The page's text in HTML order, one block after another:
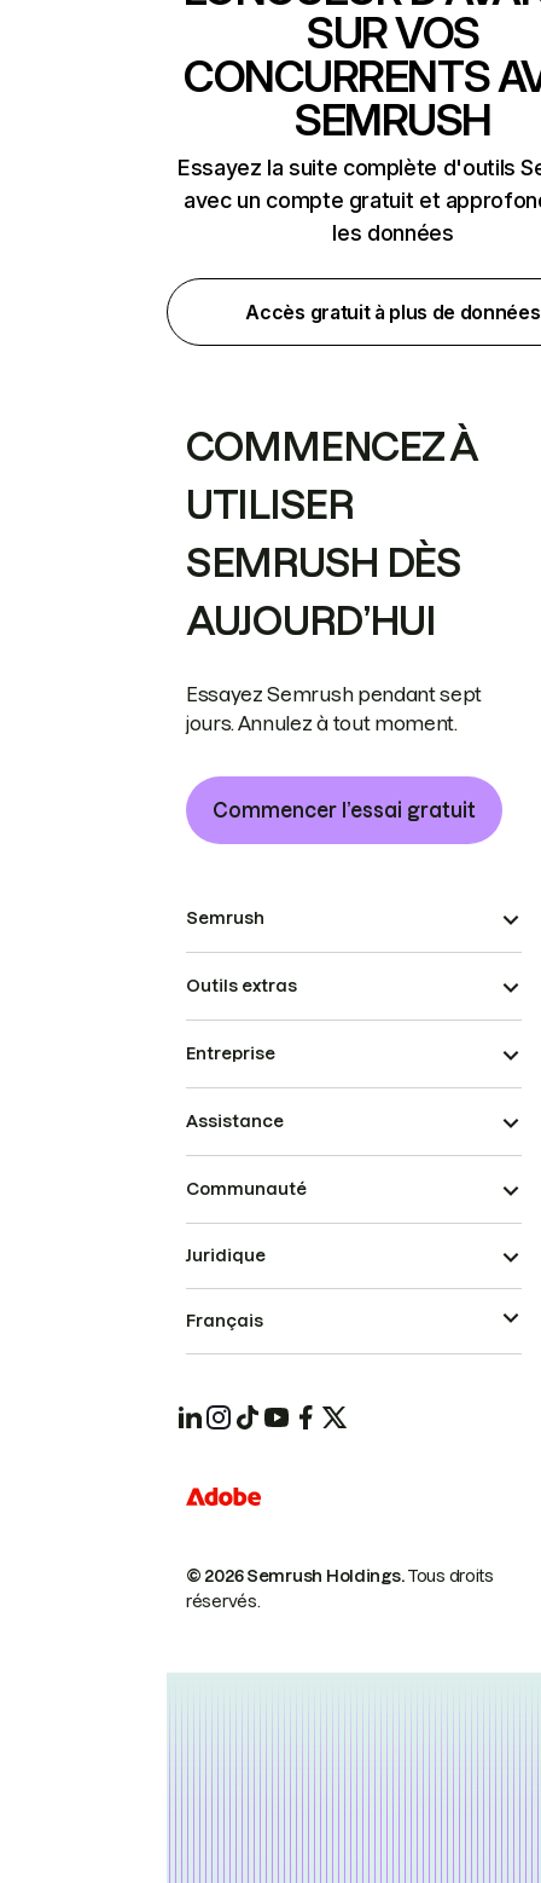
SUR VOS
CONCURRENTS
SEMRUSH
Essayez la suite complète d'outils
avec un compte gratuit et
les données
Accès gratuit à plus de données
COMMENCEZ À
UTILISER
SEMRUSH DÈS
AUJOURD’HUI
Essayez Semrush pendant sept
jours. Annulez à tout moment.
Commencer l’essai gratuit
Semrush
Outils extras
Entreprise
Assistance
Communauté
© 2026 Semrush Holdings.Tous droits
réservés.
Juridique
Français